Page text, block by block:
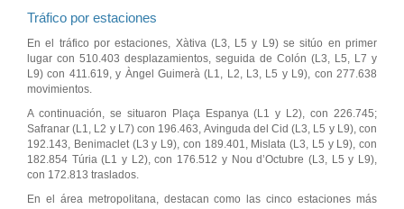
Tráfico por estaciones
En el tráfico por estaciones, Xàtiva (L3, L5 y L9) se sitúo en primer
lugar con 510.403 desplazamientos, seguida de Colón (L3, L5, L7 y
L9) con 411.619, y Àngel Guimerà (L1, L2, L3, L5 y L9), con 277.638
movimientos.
A continuación, se situaron Plaça Espanya (L1 y L2), con 226.745;
Safranar (L1, L2 y L7) con 196.463, Avinguda del Cid (L3, L5 y L9), con
192.143, Benimaclet (L3 y L9), con 189.401, Mislata (L3, L5 y L9), con
182.854 Túria (L1 y L2), con 176.512 y Nou d’Octubre (L3, L5 y L9),
con 172.813 traslados.
En el área metropolitana, destacan como las cinco estaciones más